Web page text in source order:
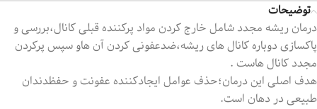
توضیحات
درمان ریشه مجدد شامل خارج کردن مواد پرکننده قبلی کانال،بررسی و
پاکسازی دوباره کانال های ریشه،ضدعفونی کردن آن هاو سپس پرکردن
مجدد کانال هاست .
هدف اصلی این درمان؛حذف عوامل ایجادکننده عفونت و حفظدندان
طبیعی در دهان است.